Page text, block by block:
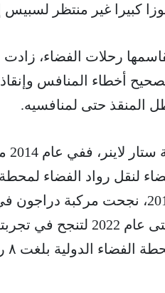
كبيرا غير منتظر
رحلات الفضاء، زادت
أخطاء المنافس وإنقاذ
المنقذ حتى لمنافسيه.
واجهت
لنقل رواد الفضاء لمحطة
الفضاء الدولية وكان مقرر أن يتم اختبار مركبتيهما عام 2019، نجحت مركبة
الاختبار أما مركبة بوينج فقد فشلت وكان علينا الانتظار حتى عام 2022
ومنذ